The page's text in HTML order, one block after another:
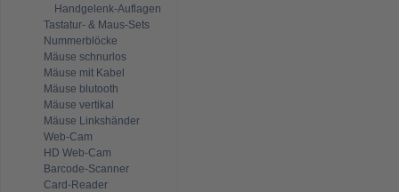
Handgelenk-Auflagen
Tastatur- & Maus-Sets
Nummerblöcke
Mäuse schnurlos
Mäuse mit Kabel
Mäuse blutooth
Mäuse vertikal
Mäuse Linkshänder
Web-Cam
HD Web-Cam
Barcode-Scanner
Card-Reader